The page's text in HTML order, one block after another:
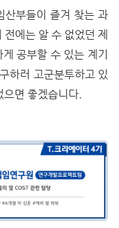
산부들이 즐겨 찾는 과
에는 알 수 없었던 제
공부할 수 있는 계기
하러 고군분투하고 있
면 좋겠습니다.